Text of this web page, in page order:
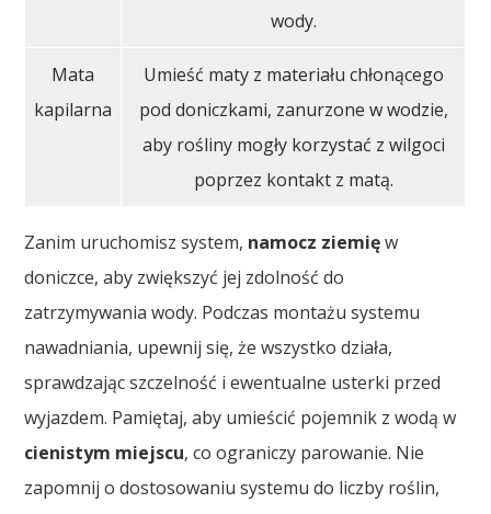
wody.
Mata
kapilarna
Umieść maty z materiału chłonącego
pod doniczkami, zanurzone w wodzie,
aby rośliny mogły korzystać z wilgoci
poprzez kontakt z matą.
Zanim uruchomisz system, namocz ziemięw
doniczce, aby zwiększyć jej zdolność do
zatrzymywania wody. Podczas montażu systemu
nawadniania, upewnij się, że wszystko działa,
sprawdzając szczelność i ewentualne usterki przed
wyjazdem. Pamiętaj, aby umieścić pojemnik z wodą w
cienistym miejscu, co ograniczy parowanie. Nie
zapomnij o dostosowaniu systemu do liczby roślin,